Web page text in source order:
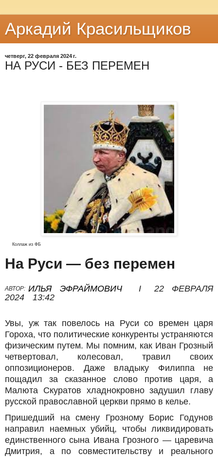
Аркадий Красильщиков
четверг, 22 февраля 2024 г.
НА РУСИ - БЕЗ ПЕРЕМЕН
Коллаж из ФБ
На Руси — без перемен
АВТОР: ИЛЬЯ ЭФРАЙМОВИЧ I
22 ФЕВРАЛЯ
2024
13:42
Увы, уж так повелось на Руси со времен царя
Гороха, что политические конкуренты устраняются
физическим путем. Мы помним, как Иван Грозный
четвертовал, колесовал, травил своих
оппозиционеров. Даже владыку Филиппа не
пощадил за сказанное слово против царя, а
Малюта Скуратов хладнокровно задушил главу
русской православной церкви прямо в келье.
Пришедший на смену Грозному Борис Годунов
направил наемных убийц, чтобы ликвидировать
единственного сына Ивана Грозного — царевича
Дмитрия, а по совместительству и реального